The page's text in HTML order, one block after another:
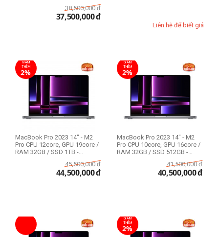
38,500,000 đ
37,500,000đ
Liên hệ để biết giá
GIẢM
THÊM
2%
MacBook Pro 2023 14" - M2
Pro CPU 12core, GPU 19core /
RAM 32GB / SSD 1TB -
45,500,000 đ
44,500,000đ
GIẢM
THÊM
2%
MacBook Pro 2023 14" - M2
Pro CPU 10core, GPU 16core /
RAM 32GB / SSD 512GB -
41,500,000 đ
40,500,000đ
GIẢM
THÊM
2%